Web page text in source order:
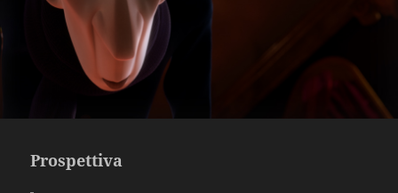
Prospettiva